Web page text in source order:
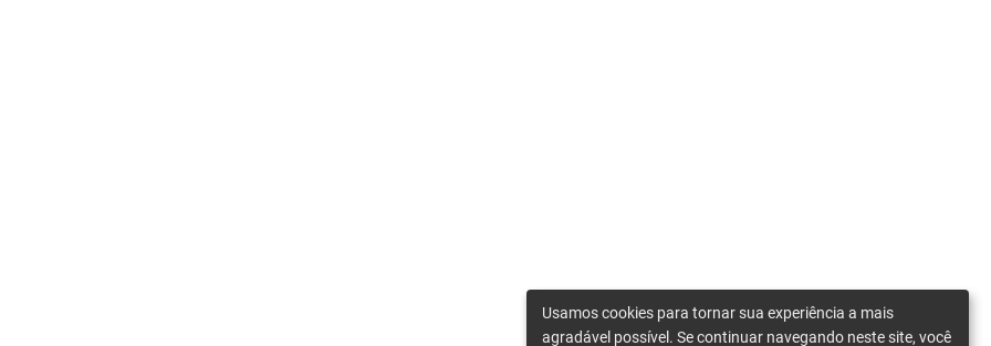
Usamos cookies para tornar sua experiência a mais
agradável possível. Se continuar navegando neste site, você